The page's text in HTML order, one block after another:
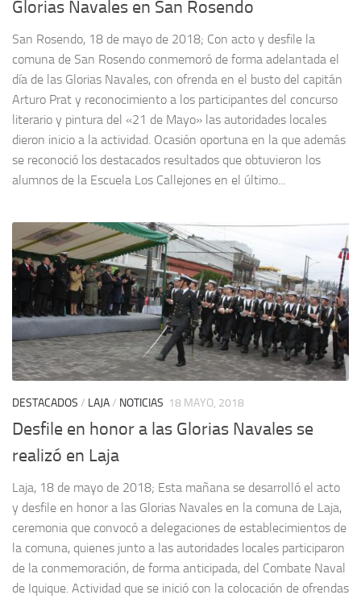
Glorias Navales en San Rosendo
San Rosendo, 18 de mayo de 2018; Con acto y desfile la
comuna de San Rosendo conmemoró de forma adelantada el
día de las Glorias Navales, con ofrenda en el busto del capitán
Arturo Prat y reconocimiento a los participantes del concurso
literario y pintura del «21 de Mayo» las autoridades locales
dieron inicio a la actividad. Ocasión oportuna en la que además
se reconoció los destacados resultados que obtuvieron los
alumnos de la Escuela Los Callejones en el último...
DESTACADOS / LAJA/ NOTICIAS 18 MAYO, 2018
Desfile en honor a las Glorias Navales se
realizó en Laja
Laja, 18 de mayo de 2018; Esta mañana se desarrolló el acto
y desfile en honor a las Glorias Navales en la comuna de Laja,
ceremonia que convocó a delegaciones de establecimientos de
la comuna, quienes junto a las autoridades locales participaron
de la conmemoración, de forma anticipada, del Combate Naval
de Iquique. Actividad que se inició con la colocación de ofrendas